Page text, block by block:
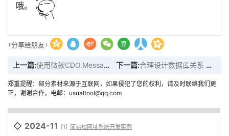
哦。
+分享给朋友+
上一篇:使用微软CDO.Message发送邮件 下一篇:合理设计数据库关系 优化读存速度
郑重提醒：部分素材来源于互联网，如果侵犯了您的权利，请及时联络我们更
正，谢谢合作，电邮：usualtool@qq.com
◇ 2024-11 [1] 简易短网址系统开发实例